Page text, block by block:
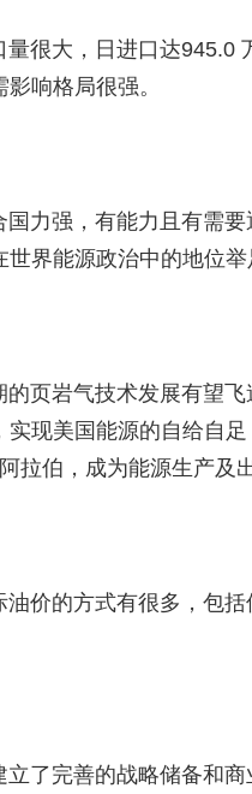
量很大，日进口达945.0
响格局很强。
国力强，有能力且有需要
界能源政治中的地位举
的页岩气技术发展有望飞
实现美国能源的自给自足
拉伯，成为能源生产及
油价的方式有很多，包括
立了完善的战略储备和商